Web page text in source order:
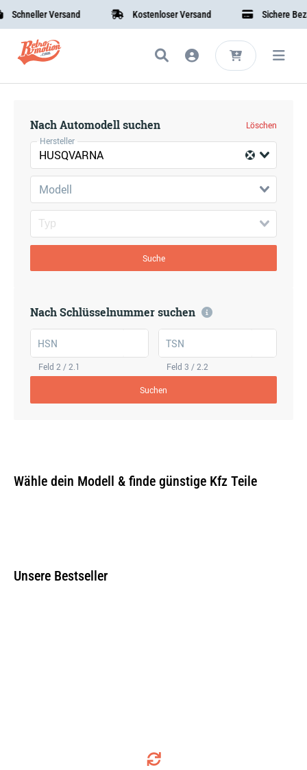
Schneller Versand Kostenloser Versand Sichere
Nach Automodell suchen
Löschen
Hersteller
HUSQVARNA
Modell
Suche
Nach Schlüsselnummer suchen
HSN
Feld 2 / 2.1
TSN
Feld 3 / 2.2
Suchen
Wähle dein Modell & finde günstige Kfz Teile
Unsere Bestseller